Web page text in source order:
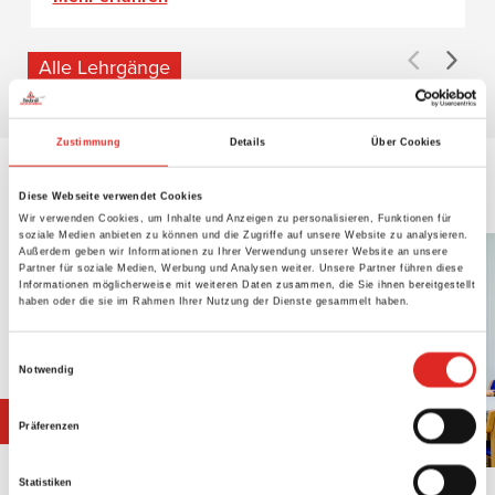
Zustimmung Details Über Cookies
Diese Webseite verwendet Cookies
Wir verwenden Cookies, um Inhalte und Anzeigen zu personalisieren, Funktionen für
soziale Medien anbieten zu können und die Zugriffe auf unsere Website zu analysieren.
Außerdem geben wir Informationen zu Ihrer Verwendung unserer Website an unsere
Partner für soziale Medien, Werbung und Analysen weiter. Unsere Partner führen diese
Informationen möglicherweise mit weiteren Daten zusammen, die Sie ihnen bereitgestellt
haben oder die sie im Rahmen Ihrer Nutzung der Dienste gesammelt haben.
Notwendig
Präferenzen
Statistiken
Alle Lehrgänge
WIR FREUEN UNS AUF SIE!
SCHULUNGEN BEI DEUBNER